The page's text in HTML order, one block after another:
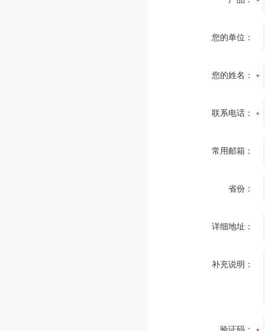
您的单位：
您的姓名：
联系电话：
常用邮箱：
省份：
详细地址：
补充说明：